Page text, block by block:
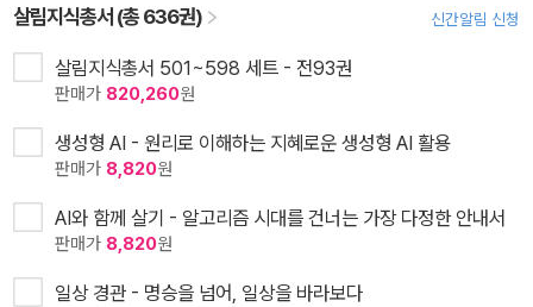
살림지식총서 (총 636권) 신간알림 신청
살림지식총서 501~598 세트 - 전93권
판매가 820,260원
생성형 AI - 원리로 이해하는 지혜로운 생성형 AI 활용
판매가 8,820원
AI와 함께 살기 - 알고리즘 시대를 건너는 가장 다정한 안내서
판매가 8,820원
일상 경관 - 명승을 넘어, 일상을 바라보다